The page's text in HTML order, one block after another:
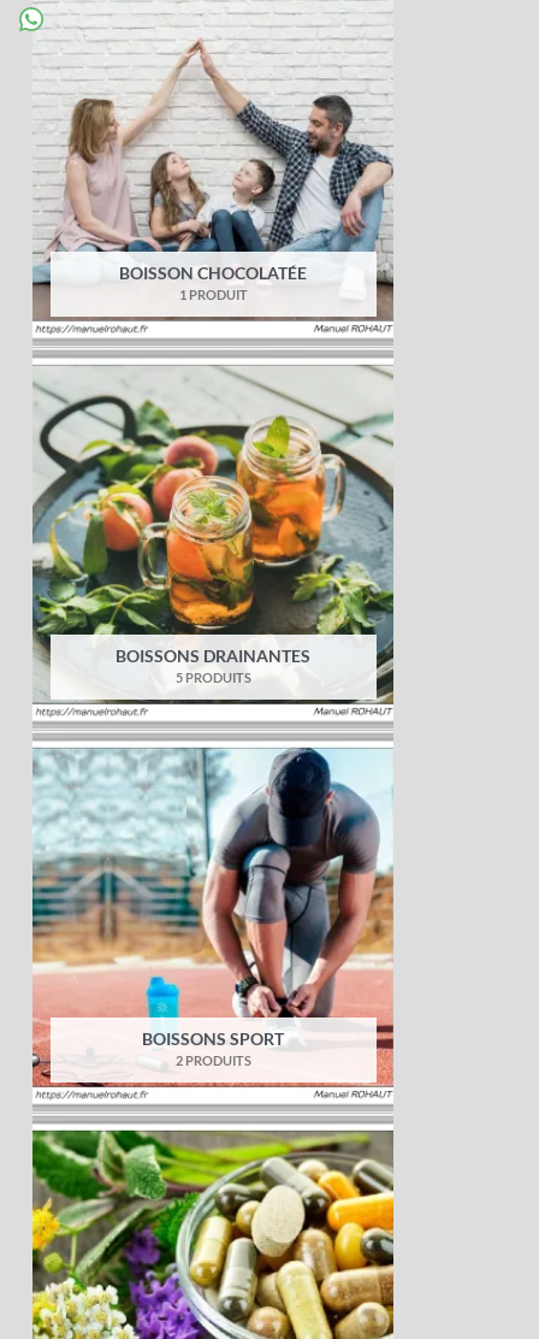
BOISSON CHOCOLATÉE
1 PRODUIT
BOISSONS DRAINANTES
5 PRODUITS
BOISSONS SPORT
2 PRODUITS